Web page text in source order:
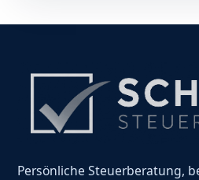
Persönliche Steuerberatung,